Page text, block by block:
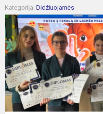
Kategorija: Didžiuojamės